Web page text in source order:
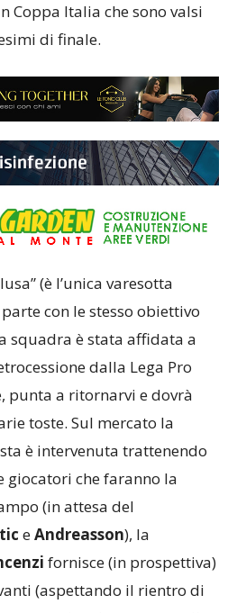
inizia col segno più, due
Coppa Italia che sono valsi
di finale.
(è l’unica varesotta
con le stesso obiettivo
squadra è stata affidata a
dalla Lega Pro
punta a ritornarvi e dovrà
toste. Sul mercato la
è intervenuta trattenendo
che faranno la
(in attesa del
e Andreasson ), la